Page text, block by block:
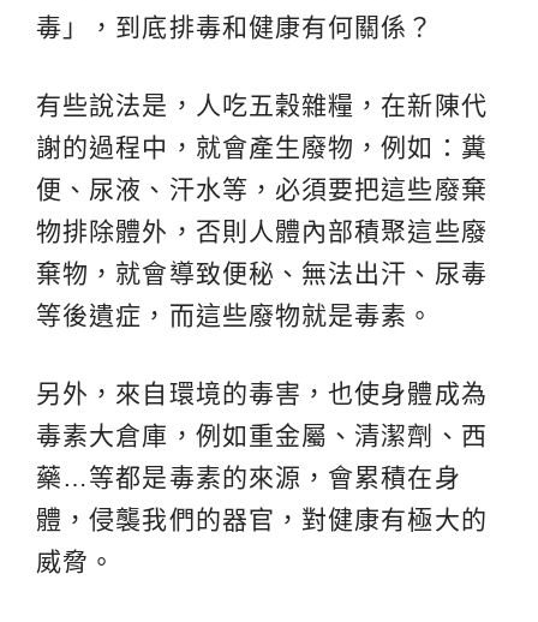
毒」，到底排毒和健康有何關係？
有些說法是，人吃五穀雜糧，在新陳代
謝的過程中，就會產生廢物，例如：糞
便、尿液、汗水等，必須要把這些廢棄
物排除體外，否則人體內部積聚這些廢
棄物，就會導致便秘、無法出汗、尿毒
等後遺症，而這些廢物就是毒素。
另外，來自環境的毒害，也使身體成為
毒素大倉庫，例如重金屬、清潔劑、西
藥…等都是毒素的來源，會累積在身
體，侵襲我們的器官，對健康有極大的
威脅。